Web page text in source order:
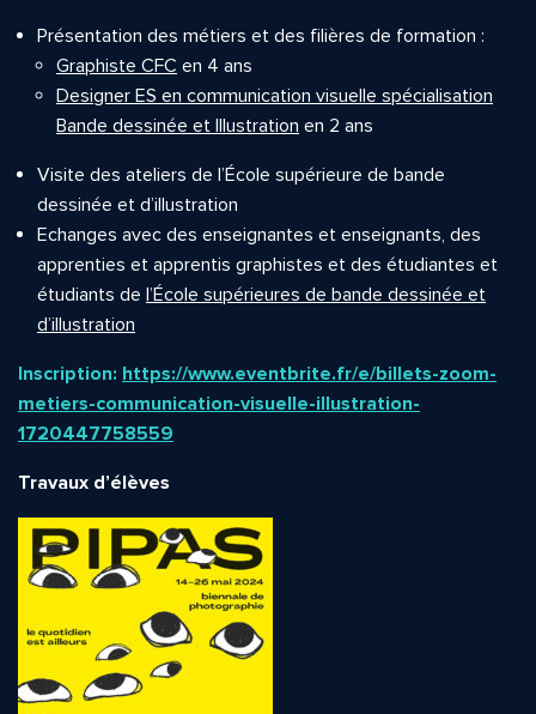
Présentation des métiers et des filières de formation :
Graphiste CFC en 4 ans
Designer ES en communication visuelle spécialisation
Bande dessinée et Illustration en 2 ans
Visite des ateliers de l’École supérieure de bande
dessinée et d’illustration
Echanges avec des enseignantes et enseignants, des
apprenties et apprentis graphistes et des étudiantes et
étudiants de l’École supérieures de bande dessinée et
d’illustration
Inscription: https://www.eventbrite.fr/e/billets-zoom-
metiers-communication-visuelle-illustration-
1720447758559
Travaux d’élèves